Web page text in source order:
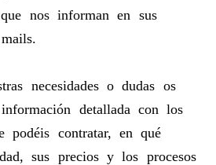
nos informan en sus
necesidades o dudas os
detallada con los
podéis contratar, en qué
sus precios y los procesos